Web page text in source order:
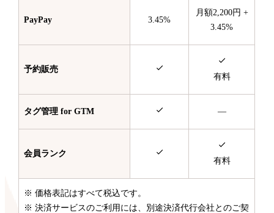
PayPay 3.45%
月額2,200円 +
3.45%
予約販売
有料
タグ管理 for GTM —
会員ランク
有料
※ 価格表記はすべて税込です。
※ 決済サービスのご利用には、別途決済代行会社とのご契